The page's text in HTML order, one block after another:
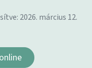
2026. március 12.